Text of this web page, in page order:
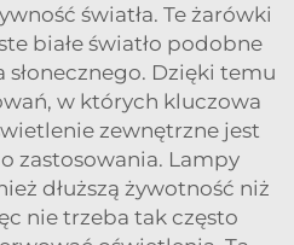
światła. Te żarówki
białe światło podobne
słonecznego. Dzięki temu
w których kluczowa
zewnętrzne jest
zastosowania. Lampy
dłuższą żywotność niż
nie trzeba tak często